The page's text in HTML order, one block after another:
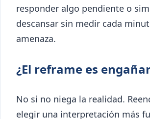
responder algo pendiente o
descansar sin medir cada
amenaza.
¿El reframe es
No si no niega la realidad.
elegir una interpretación más